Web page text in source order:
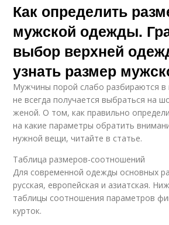
Как определить
мужской одежды.
выбор верхней
узнать размер
Мужчины порой слабо разбираются
не всегда получается выбраться на
женой. О том, как правильно
на какие параметры обратить
нужной вещи, читайте в статье.
Таблица размеров-соотношений
Для современной одежды основных
русская, европейская и азиатская.
таблицы соотношения параметров
курток.